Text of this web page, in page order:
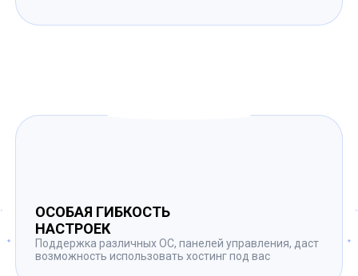
ОСОБАЯ ГИБКОСТЬ
НАСТРОЕК
Поддержка различных ОС, панелей управления, даст
возможность использовать хостинг под вас